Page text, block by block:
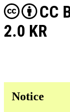
CC
2.0 KR
Notice